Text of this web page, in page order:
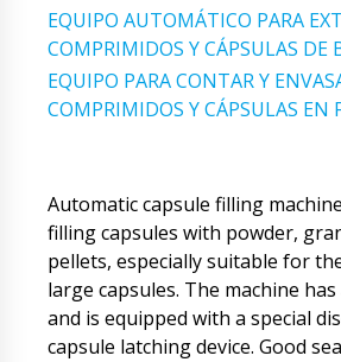
EQUIPO AUTOMÁTICO PARA
COMPRIMIDOS Y CÁPSULAS DE
EQUIPO PARA CONTAR Y
COMPRIMIDOS Y CÁPSULAS EN
Automatic capsule filling
filling capsules with powder,
pellets, especially suitable for
large capsules. The machine
and is equipped with a special
capsule latching device. Good